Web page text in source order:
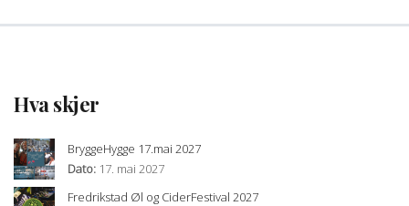
Hva skjer
BryggeHygge 17.mai 2027
Dato: 17. mai 2027
Fredrikstad Øl og CiderFestival 2027